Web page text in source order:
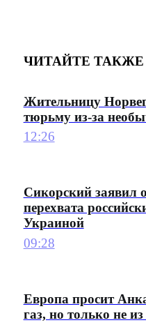
ЧИТАЙТЕ ТАКЖЕ
Жительницу
тюрьму из-за
12:26
Сикорский заявил
перехвата
Украиной
09:28
Европа просит
газ, но только не